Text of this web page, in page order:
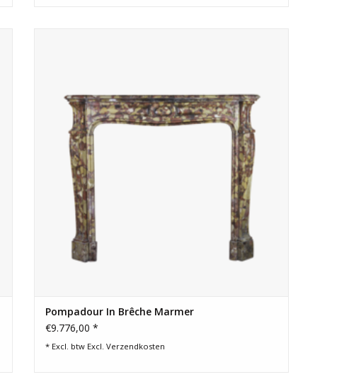
Pompadour In Brêche Marmer
€9.776,00 *
* Excl. btw Excl. Verzendkosten